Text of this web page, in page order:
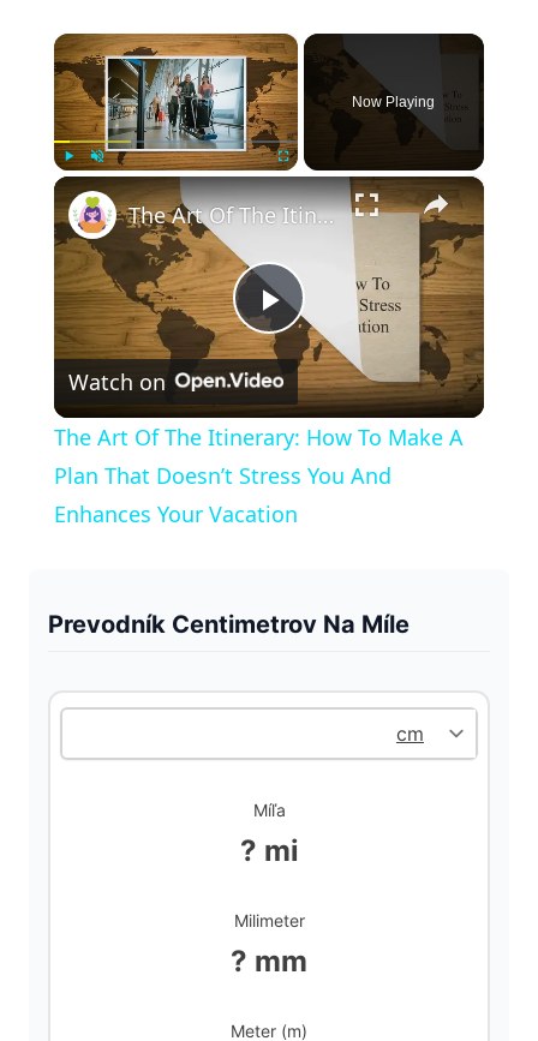
×
Now Playing
×
P
l
a
V
i
d
e
o
The Art Of The Itinerary: How To Make A Plan That Doesn’t Stress You And Enhances Your Vacation
Watch on
The Art Of The Itinerary: How To Make A
Plan That Doesn’t Stress You And
Enhances Your Vacation
Prevodník Centimetrov Na Míle
Míľa
? mi
Milimeter
? mm
Meter (m)